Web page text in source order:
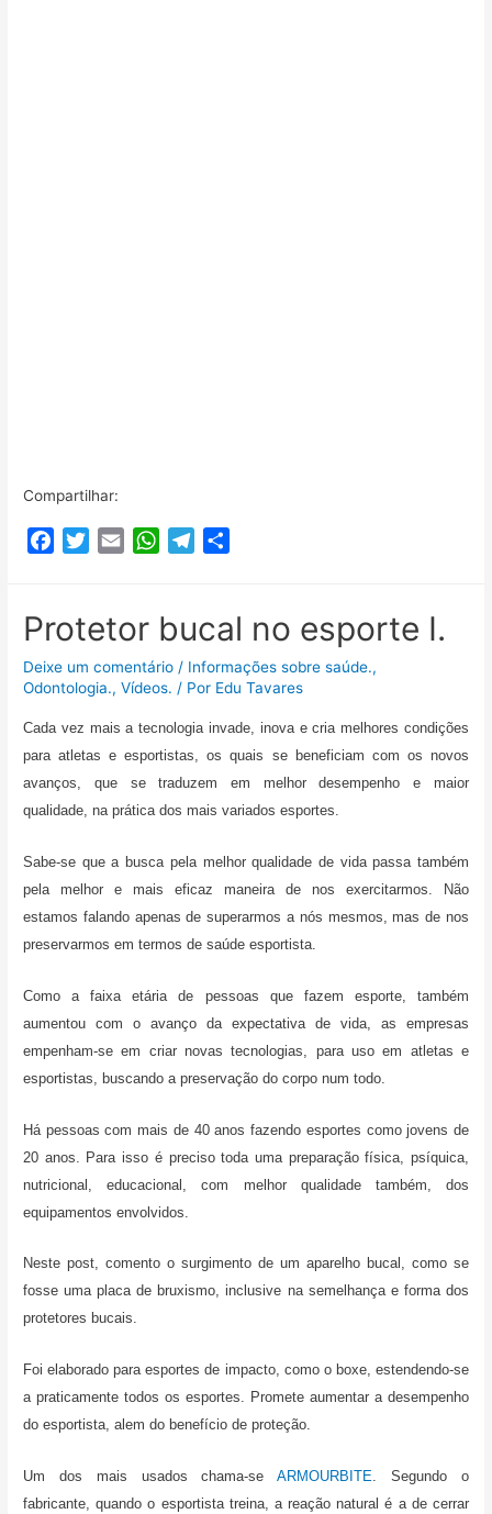
Compartilhar:
e
b
o
o
k
t
t
e
r
i
l
W
t
s
A
p
p
e
g
r
a
m
p
a
r
t
i
l
h
a
Protetor bucal no esporte I.
Deixe um comentário / Informações sobre saúde.,
Odontologia.,Vídeos. / Por Edu Tavares
Cada vez mais a tecnologia invade, inova e cria melhores condições
para atletas e esportistas, os quais se beneficiam com os novos
avanços, que se traduzem em melhor desempenho e maior
qualidade, na prática dos mais variados esportes.
Sabe-se que a busca pela melhor qualidade de vida passa também
pela melhor e mais eficaz maneira de nos exercitarmos. Não
estamos falando apenas de superarmos a nós mesmos, mas de nos
preservarmos em termos de saúde esportista.
Como a faixa etária de pessoas que fazem esporte, também
aumentou com o avanço da expectativa de vida, as empresas
empenham-se em criar novas tecnologias, para uso em atletas e
esportistas, buscando a preservação do corpo num todo.
Há pessoas com mais de 40 anos fazendo esportes como jovens de
20 anos. Para isso é preciso toda uma preparação física, psíquica,
nutricional, educacional, com melhor qualidade também, dos
equipamentos envolvidos.
Neste post, comento o surgimento de um aparelho bucal, como se
fosse uma placa de bruxismo, inclusive na semelhança e forma dos
protetores bucais.
Foi elaborado para esportes de impacto, como o boxe, estendendo-se
a praticamente todos os esportes. Promete aumentar a desempenho
do esportista, alem do benefício de proteção.
Um dos mais usados chama-seARMOURBITE. Segundo o
fabricante, quando o esportista treina, a reação natural é a de cerrar